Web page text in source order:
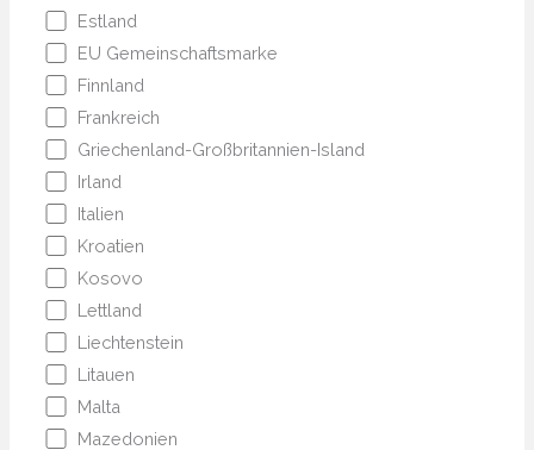
Estland
EU Gemeinschaftsmarke
Finnland
Frankreich
Griechenland-Großbritannien-Island
Irland
Italien
Kroatien
Kosovo
Lettland
Liechtenstein
Litauen
Malta
Mazedonien